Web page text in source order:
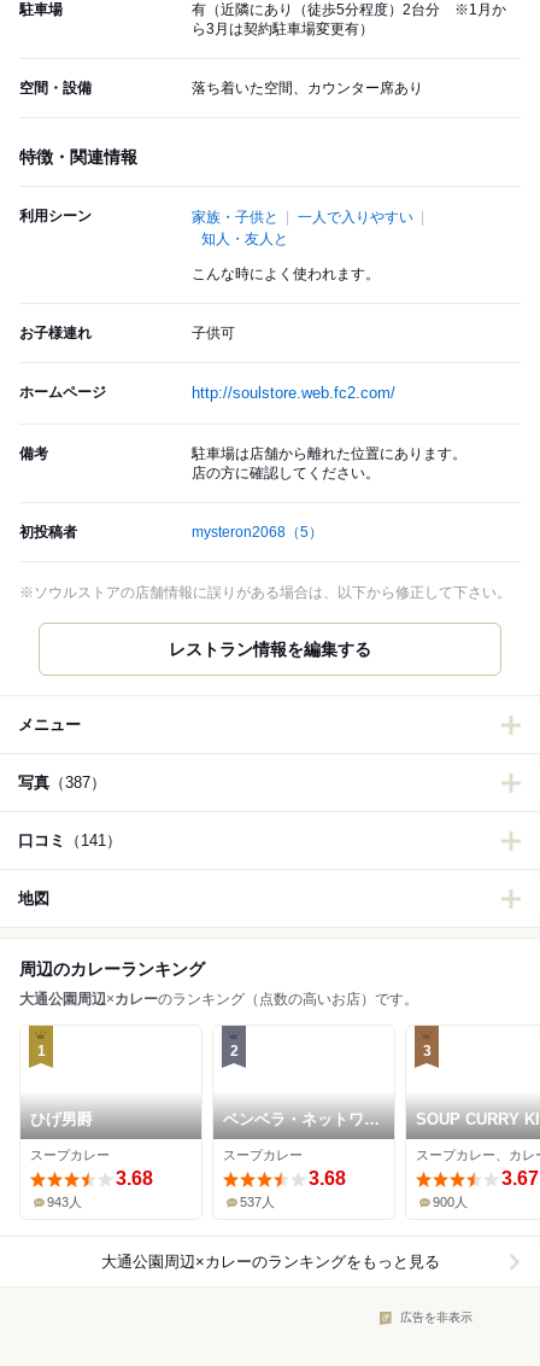
駐車場
有（近隣にあり（徒歩5分程度）2台分 ※1月か
ら3月は契約駐車場変更有）
空間・設備 落ち着いた空間、カウンター席あり
特徴・関連情報
利用シーン 家族・子供と
一人で入りやすい
知人・友人と
こんな時によく使われます。
お子様連れ 子供可
ホームページ http://soulstore.web.fc2.com/
備考
駐車場は店舗から離れた位置にあります。
店の方に確認してください。
初投稿者 mysteron2068 （5）
※ソウルストアの店舗情報に誤りがある場合は、以下から修正して下さい。
メニュー
写真 （387）
口コミ （141）
地図
周辺のカレーランキング
大通公園周辺×カレーのランキング（点数の高いお店）です。
1
ひげ男爵
スープカレー
3.68
943人
2
ベンベラ・ネットワー
クカンパニー
スープカレー
3.68
537人
3
SOUP CURRY
セントラル
スープカレー、カレ
3.67
900人
大通公園周辺×カレーのランキングをもっと見る
広告を非表示